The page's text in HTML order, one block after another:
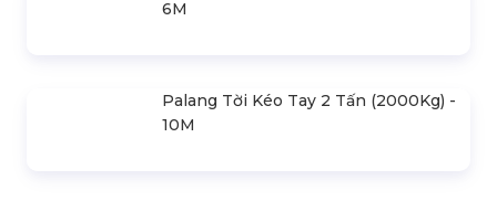
Palang Tời Kéo Tay 0.5 Tấn (500Kg) -
6M